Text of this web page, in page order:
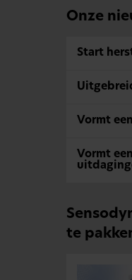
Onze
Start
Vormt
Vormt
te